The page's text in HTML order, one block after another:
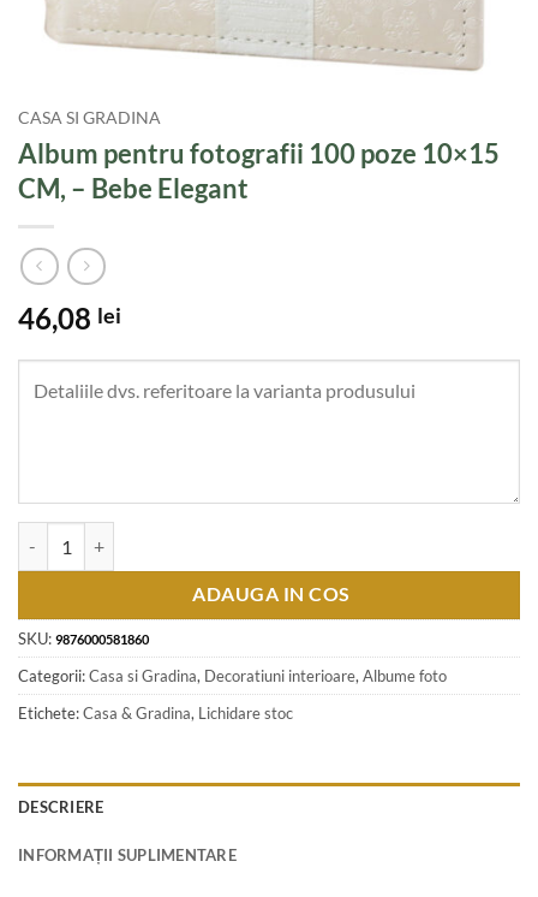
CASA SI GRADINA
Album pentru fotografii 100 poze 10×15
CM, – Bebe Elegant
46,08 lei
ADAUGA IN COS
SKU: 9876000581860
Categorii:Casa si Gradina, Decoratiuni interioare, Albume foto
Etichete:Casa & Gradina, Lichidare stoc
DESCRIERE
INFORMAȚII SUPLIMENTARE